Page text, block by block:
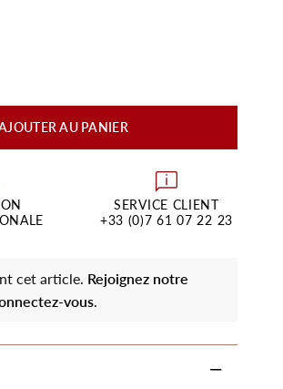
AU PANIER
SERVICE CLIENT
+33 (0)7 61 07 22 23
cet article. Rejoignez notre
vous.